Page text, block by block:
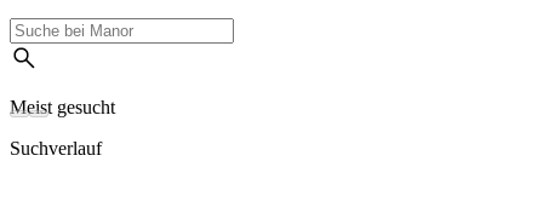
Meist gesucht
Suchverlauf